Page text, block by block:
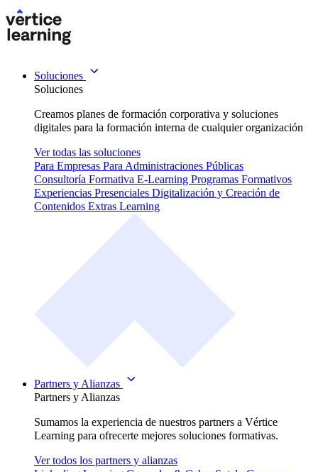
Soluciones
Soluciones
Creamos planes de formación corporativa y soluciones
digitales para la formación interna de cualquier organización
Ver todas las soluciones
Para Empresas Para Administraciones Públicas
Consultoría Formativa E-Learning Programas Formativos
Experiencias Presenciales Digitalización y Creación de
Contenidos Extras Learning
Partners y Alianzas
Partners y Alianzas
Sumamos la experiencia de nuestros partners a Vértice
Learning para ofrecerte mejores soluciones formativas.
Ver todos los partners y alianzas